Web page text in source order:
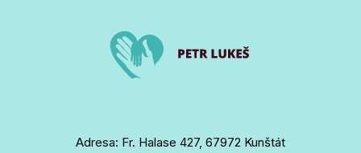
Adresa: Fr. Halase 427, 67972 Kunštát